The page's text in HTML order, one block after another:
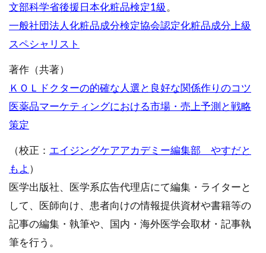
文部科学省後援日本化粧品検定1級 。
一般社団法人化粧品成分検定協会認定化粧品成分上級
スペシャリスト
著作（共著）
ＫＯＬドクターの的確な人選と良好な関係作りのコツ
医薬品マーケティングにおける市場・売上予測と戦略
策定
（校正： エイジングケアアカデミー編集部 やすだと
もよ ）
医学出版社、医学系広告代理店にて編集・ライターと
して、医師向け、患者向けの情報提供資材や書籍等の
記事の編集・執筆や、国内・海外医学会取材・記事執
筆を行う。